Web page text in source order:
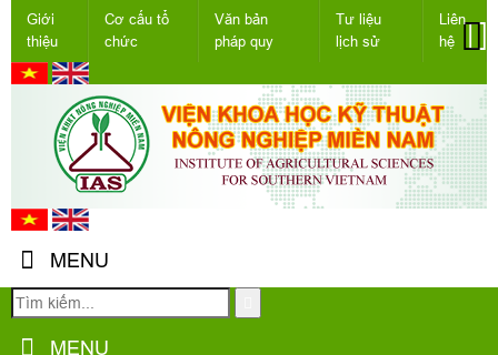
Giới
thiệu
Cơ cấu tổ
chức
Văn bản
pháp quy
Tư liệu
lịch sử
Liên
hệ
MENU
MENU